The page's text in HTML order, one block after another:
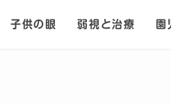
子供の眼 弱視と治療 園